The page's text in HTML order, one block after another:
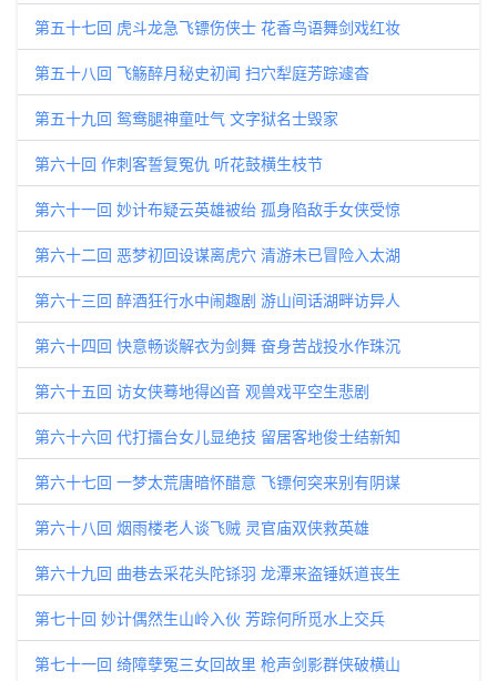
第五十七回 虎斗龙急飞镖伤侠士 花香鸟语舞剑戏红妆
第五十八回 飞觞醉月秘史初闻 扫穴犁庭芳踪遽杳
第五十九回 鸳鸯腿神童吐气 文字狱名士毁家
第六十回 作刺客誓复冤仇 听花鼓横生枝节
第六十一回 妙计布疑云英雄被绐 孤身陷敌手女侠受惊
第六十二回 恶梦初回设谋离虎穴 清游未已冒险入太湖
第六十三回 醉酒狂行水中闹趣剧 游山间话湖畔访异人
第六十四回 快意畅谈解衣为剑舞 奋身苦战投水作珠沉
第六十五回 访女侠蓦地得凶音 观兽戏平空生悲剧
第六十六回 代打擂台女儿显绝技 留居客地俊士结新知
第六十七回 一梦太荒唐暗怀醋意 飞镖何突来别有阴谋
第六十八回 烟雨楼老人谈飞贼 灵官庙双侠救英雄
第六十九回 曲巷去采花头陀铩羽 龙潭来盗锤妖道丧生
第七十回 妙计偶然生山岭入伙 芳踪何所觅水上交兵
第七十一回 绮障孽冤三女回故里 枪声剑影群侠破横山